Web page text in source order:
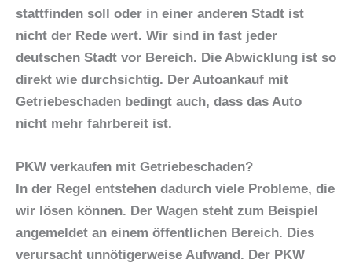
stattfinden soll oder in einer anderen Stadt ist
nicht der Rede wert. Wir sind in fast jeder
deutschen Stadt vor Bereich. Die Abwicklung ist so
direkt wie durchsichtig. Der Autoankauf mit
Getriebeschaden bedingt auch, dass das Auto
nicht mehr fahrbereit ist.
PKW verkaufen mit Getriebeschaden?
In der Regel entstehen dadurch viele Probleme, die
wir lösen können. Der Wagen steht zum Beispiel
angemeldet an einem öffentlichen Bereich. Dies
verursacht unnötigerweise Aufwand. Der PKW